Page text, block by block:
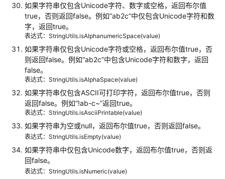
介
绍
用
教
程
常
见
错
误
参
考
如果字符串仅包含Unicode字符、数字或空格，返回布尔值
true，否则返回false。例如“ab2c”中仅包含Unicode字符和数
字，返回true。
表达式：StringUtils.isAlphanumericSpace(value)
如果字符串仅包含Unicode字符或空格，返回布尔值true，否
则返回false。例如“ab2c”中包含Unicode字符和数字，返回
false。
表达式：StringUtils.isAlphaSpace(value)
如果字符串仅包含ASCII可打印字符，返回布尔值true，否则
返回false。例如“!ab-c~”返回true。
表达式：StringUtils.isAsciiPrintable(value)
如果字符串为空或null，返回布尔值true，否则返回false。
表达式：StringUtils.isEmpty(value)
如果字符串中仅包含Unicode数字，返回布尔值true，否则返
回false。
表达式：StringUtils.isNumeric(value)